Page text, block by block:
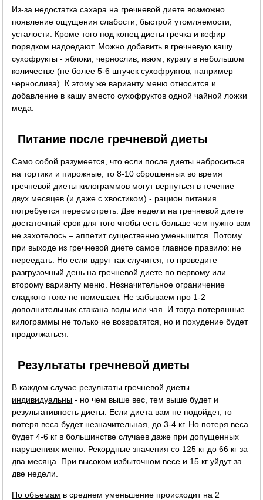
Из-за недостатка сахара на гречневой диете возможно
появление ощущения слабости, быстрой утомляемости,
усталости. Кроме того под конец диеты гречка и кефир
порядком надоедают. Можно добавить в гречневую кашу
сухофрукты - яблоки, чернослив, изюм, курагу в небольшом
количестве (не более 5-6 штучек сухофруктов, например
чернослива). К этому же варианту меню относится и
добавление в кашу вместо сухофруктов одной чайной ложки
меда.
Питание после гречневой диеты
Само собой разумеется, что если после диеты наброситься
на тортики и пирожные, то 8-10 сброшенных во время
гречневой диеты килограммов могут вернуться в течение
двух месяцев (и даже с хвостиком) - рацион питания
потребуется пересмотреть. Две недели на гречневой диете
достаточный срок для того чтобы есть больше чем нужно вам
не захотелось – аппетит существенно уменьшится. Потому
при выходе из гречневой диете самое главное правило: не
переедать. Но если вдруг так случится, то проведите
разгрузочный день на гречневой диете по первому или
второму варианту меню. Незначительное ограничение
сладкого тоже не помешает. Не забываем про 1-2
дополнительных стакана воды или чая. И тогда потерянные
килограммы не только не возвратятся, но и похудение будет
продолжаться.
Результаты гречневой диеты
В каждом случае результаты гречневой диеты
индивидуальны - но чем выше вес, тем выше будет и
результативность диеты. Если диета вам не подойдет, то
потеря веса будет незначительная, до 3-4 кг. Но потеря веса
будет 4-6 кг в большинстве случаев даже при допущенных
нарушениях меню. Рекордные значения со 125 кг до 66 кг за
два месяца. При высоком избыточном весе и 15 кг уйдут за
две недели.
По объемам в среднем уменьшение происходит на 2